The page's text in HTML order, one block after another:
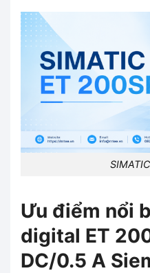
Ưu điểm nổi
digital ET
DC/0.5 A